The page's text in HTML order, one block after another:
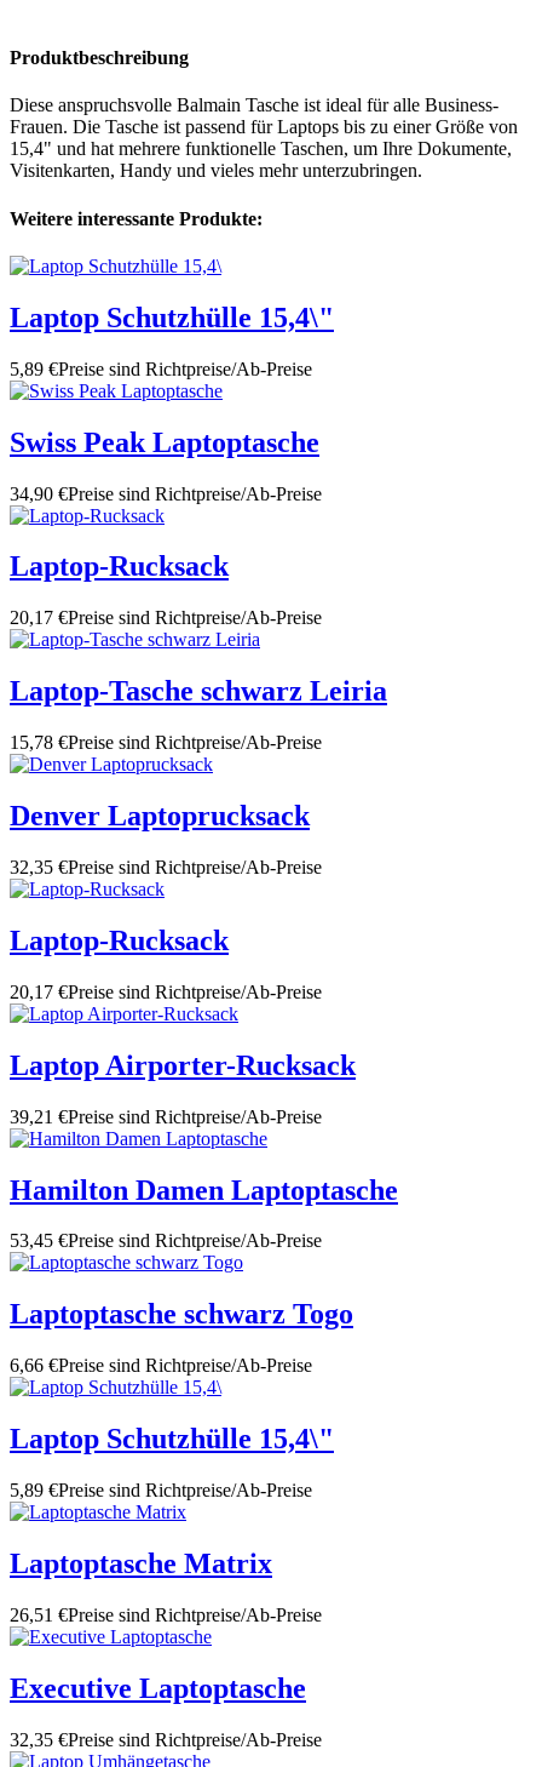
Produktbeschreibung
Diese anspruchsvolle Balmain Tasche ist ideal für alle Business-
Frauen. Die Tasche ist passend für Laptops bis zu einer Größe von
15,4" und hat mehrere funktionelle Taschen, um Ihre Dokumente,
Visitenkarten, Handy und vieles mehr unterzubringen.
Weitere interessante Produkte:
Laptop Schutzhülle 15,4\"
5,89 €Preise sind Richtpreise/Ab-Preise
Swiss Peak Laptoptasche
34,90 €Preise sind Richtpreise/Ab-Preise
Laptop-Rucksack
20,17 €Preise sind Richtpreise/Ab-Preise
Laptop-Tasche schwarz Leiria
15,78 €Preise sind Richtpreise/Ab-Preise
Denver Laptoprucksack
32,35 €Preise sind Richtpreise/Ab-Preise
Laptop-Rucksack
20,17 €Preise sind Richtpreise/Ab-Preise
Laptop Airporter-Rucksack
39,21 €Preise sind Richtpreise/Ab-Preise
Hamilton Damen Laptoptasche
53,45 €Preise sind Richtpreise/Ab-Preise
Laptoptasche schwarz Togo
6,66 €Preise sind Richtpreise/Ab-Preise
Laptop Schutzhülle 15,4\"
5,89 €Preise sind Richtpreise/Ab-Preise
Laptoptasche Matrix
26,51 €Preise sind Richtpreise/Ab-Preise
Executive Laptoptasche
32,35 €Preise sind Richtpreise/Ab-Preise